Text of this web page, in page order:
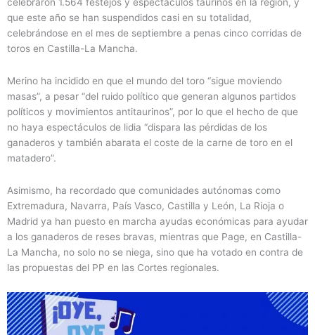
que este año se han suspendidos casi en su totalidad,
celebrándose en el mes de septiembre a penas cinco corridas de
toros en Castilla-La Mancha.
Merino ha incidido en que el mundo del toro “sigue moviendo
masas”, a pesar “del ruido político que generan algunos partidos
políticos y movimientos antitaurinos”, por lo que el hecho de que
no haya espectáculos de lidia “dispara las pérdidas de los
ganaderos y también abarata el coste de la carne de toro en el
matadero”.
Asimismo, ha recordado que comunidades autónomas como
Extremadura, Navarra, País Vasco, Castilla y León, La Rioja o
Madrid ya han puesto en marcha ayudas económicas para ayudar
a los ganaderos de reses bravas, mientras que Page, en Castilla-
La Mancha, no solo no se niega, sino que ha votado en contra de
las propuestas del PP en las Cortes regionales.